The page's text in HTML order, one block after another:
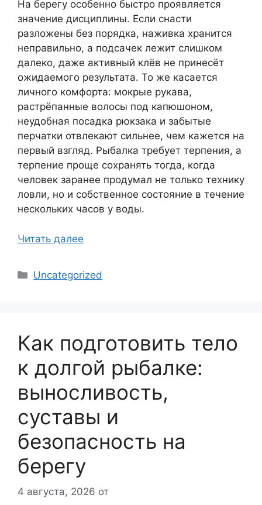
На берегу особенно быстро проявляется
значение дисциплины. Если снасти
разложены без порядка, наживка хранится
неправильно, а подсачек лежит слишком
далеко, даже активный клёв не принесёт
ожидаемого результата. То же касается
личного комфорта: мокрые рукава,
растрёпанные волосы под капюшоном,
неудобная посадка рюкзака и забытые
перчатки отвлекают сильнее, чем кажется на
первый взгляд. Рыбалка требует терпения, а
терпение проще сохранять тогда, когда
человек заранее продумал не только технику
ловли, но и собственное состояние в течение
нескольких часов у воды.
Читать далее
Рубрики
Uncategorized
Как подготовить тело
к долгой рыбалке:
выносливость,
суставы и
безопасность на
берегу
4 августа, 2026 от